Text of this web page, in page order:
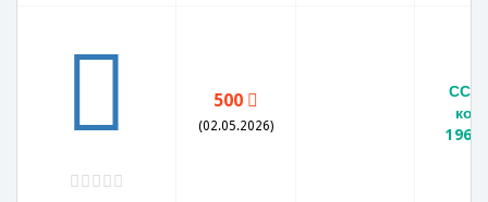
500
(02.05.2026)
1966